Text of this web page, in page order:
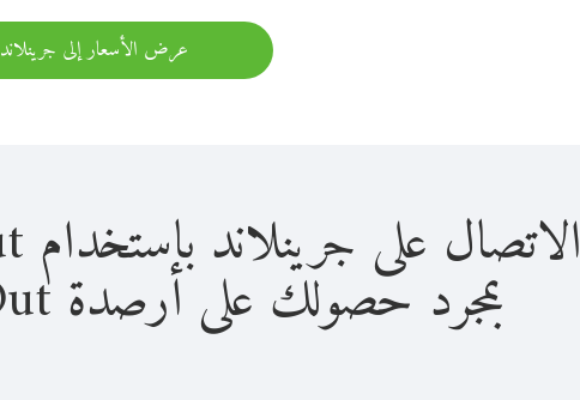
عرض الأسعار إلى جرينلاند
الاتصال على جرينلاند باستخدام Viber Out سهل للغاية.
بمجرد حصولك على أرصدة Viber Out، يمكنك: